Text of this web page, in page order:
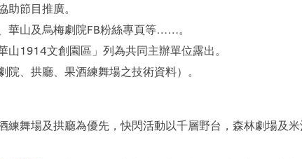
節目推廣。
華山及烏梅劇院FB粉絲專頁等……。
1914文創園區」列為共同主辦單位露出。
、拱廳、果酒練舞場之技術資料）。
練舞場及拱廳為優先，快閃活動以千層野台，森林劇場及